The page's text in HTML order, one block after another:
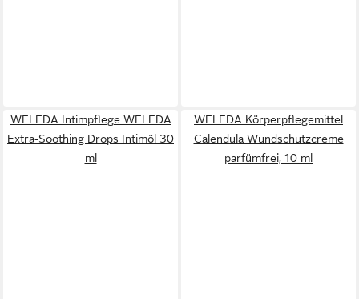
WELEDA Intimpflege WELEDA
Extra-Soothing Drops Intimöl 30
ml
WELEDA Körperpflegemittel
Calendula Wundschutzcreme
parfümfrei, 10 ml